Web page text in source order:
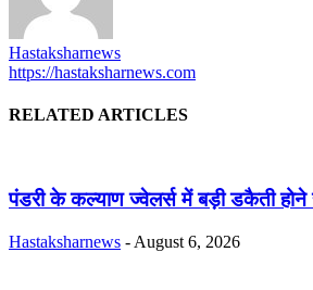
Hastaksharnews
https://hastaksharnews.com
RELATED ARTICLES
पंडरी के कल्याण ज्वेलर्स में बड़ी डकैती
Hastaksharnews - August 6, 2026